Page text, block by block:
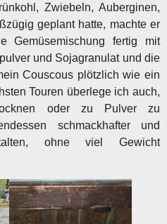
Zwiebeln, Auberginen,
geplant hatte, machte er
Gemüsemischung fertig mit
und Sojagranulat und die
Couscous plötzlich wie ein
Touren überlege ich auch,
oder zu Pulver zu
schmackhafter und
ohne viel Gewicht